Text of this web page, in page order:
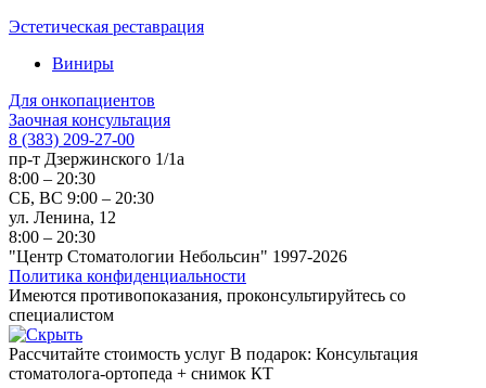
Эстетическая реставрация
Виниры
Для онкопациентов
Заочная консультация
8 (383) 209-27-00
пр-т Дзержинского 1/1а
8:00 – 20:30
СБ, ВС 9:00 – 20:30
ул. Ленина, 12
8:00 – 20:30
"Центр Стоматологии Небольсин" 1997-2026
Политика конфиденциальности
Имеются противопоказания, проконсультируйтесь со
специалистом
Рассчитайте стоимость услуг В подарок: Консультация
стоматолога-ортопеда + снимок КТ